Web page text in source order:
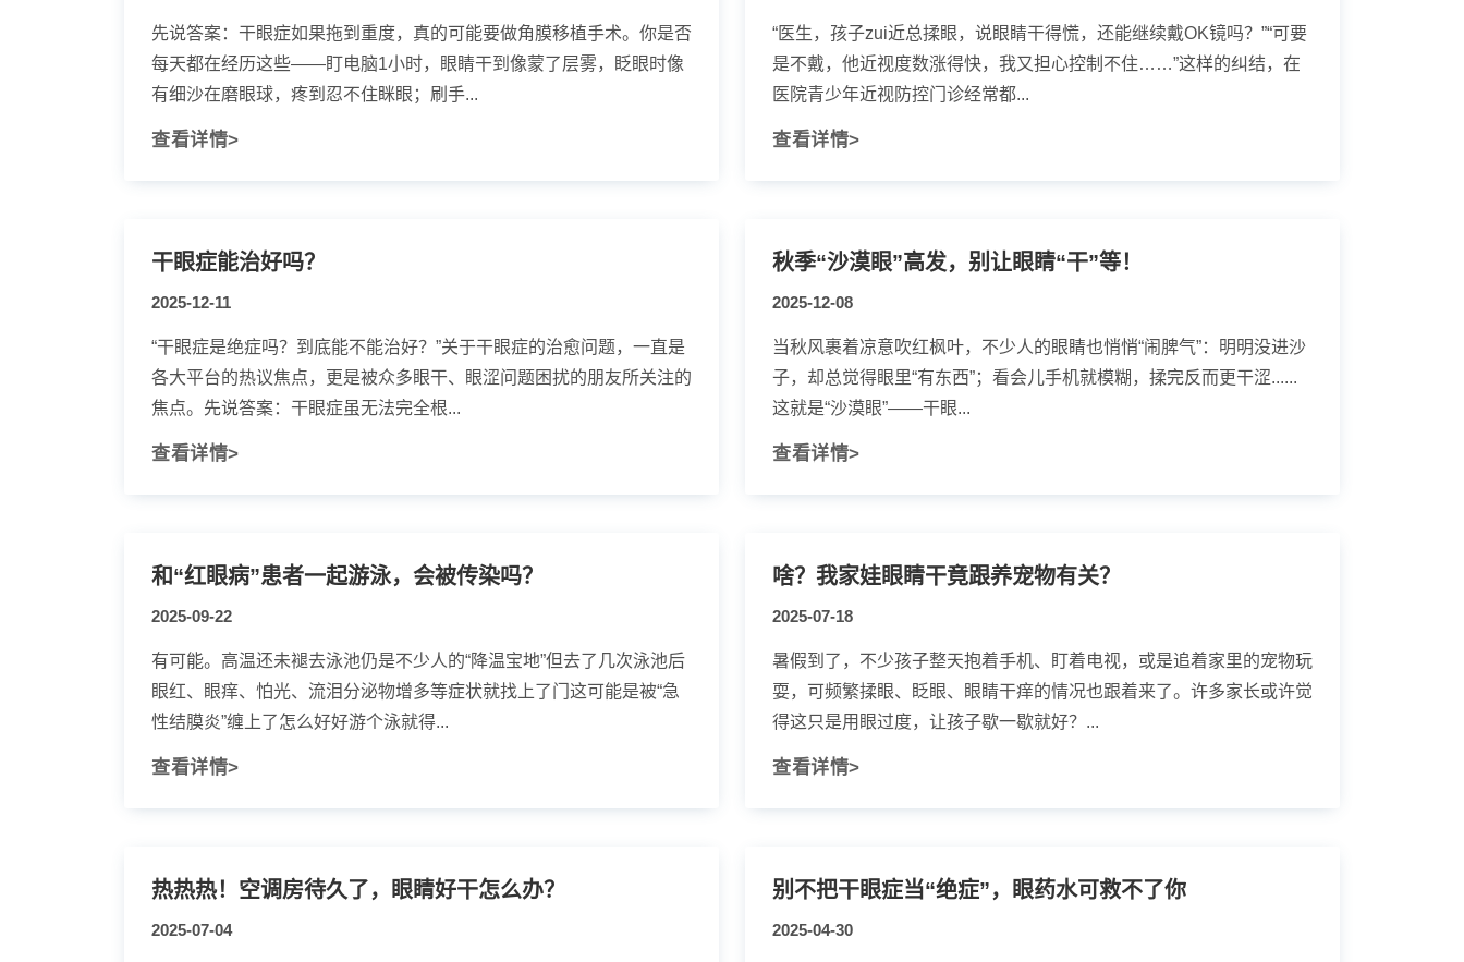
先说答案：干眼症如果拖到重度，真的可能要做角膜移植手术。你是否
每天都在经历这些——盯电脑1小时，眼睛干到像蒙了层雾，眨眼时像
有细沙在磨眼球，疼到忍不住眯眼；刷手...
查看详情>
“医生，孩子zui近总揉眼，说眼睛干得慌，还能继续戴OK镜吗？”“可要
是不戴，他近视度数涨得快，我又担心控制不住……”这样的纠结，在
医院青少年近视防控门诊经常都...
查看详情>
干眼症能治好吗？
2025-12-11
“干眼症是绝症吗？到底能不能治好？”关于干眼症的治愈问题，一直是
各大平台的热议焦点，更是被众多眼干、眼涩问题困扰的朋友所关注的
焦点。先说答案：干眼症虽无法完全根...
查看详情>
秋季“沙漠眼”高发，别让眼睛“干”等！
2025-12-08
当秋风裹着凉意吹红枫叶，不少人的眼睛也悄悄“闹脾气”：明明没进沙
子，却总觉得眼里“有东西”；看会儿手机就模糊，揉完反而更干涩......
这就是“沙漠眼”——干眼...
查看详情>
和“红眼病”患者一起游泳，会被传染吗？
2025-09-22
有可能。高温还未褪去泳池仍是不少人的“降温宝地”但去了几次泳池后
眼红、眼痒、怕光、流泪分泌物增多等症状就找上了门这可能是被“急
性结膜炎”缠上了怎么好好游个泳就得...
查看详情>
啥？我家娃眼睛干竟跟养宠物有关？
2025-07-18
暑假到了，不少孩子整天抱着手机、盯着电视，或是追着家里的宠物玩
耍，可频繁揉眼、眨眼、眼睛干痒的情况也跟着来了。许多家长或许觉
得这只是用眼过度，让孩子歇一歇就好？...
查看详情>
热热热！空调房待久了，眼睛好干怎么办？
2025-07-04
别不把干眼症当“绝症”，眼药水可救不了你
2025-04-30